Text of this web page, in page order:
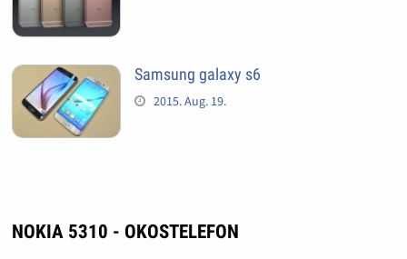
Samsung galaxy s6
2015. Aug. 19.
NOKIA 5310 - OKOSTELEFON